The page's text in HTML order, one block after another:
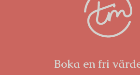
Boka en fri